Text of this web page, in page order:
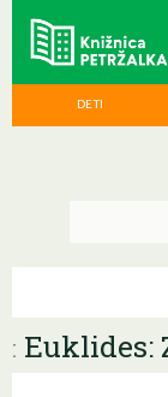
DETI
: Euklides: